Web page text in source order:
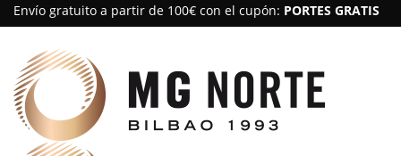
Envío gratuito a partir de 100€ con el cupón: PORTES GRATIS